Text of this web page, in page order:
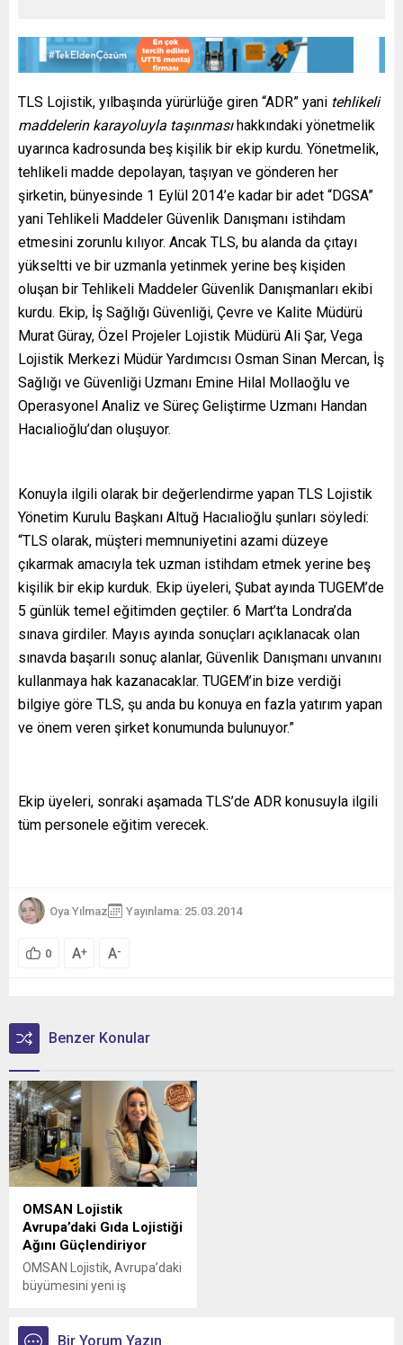
TLS Lojistik, yılbaşında yürürlüğe giren “ADR” yani tehlikeli
maddelerin karayoluyla taşınmasıhakkındaki yönetmelik
uyarınca kadrosunda beş kişilik bir ekip kurdu. Yönetmelik,
tehlikeli madde depolayan, taşıyan ve gönderen her
şirketin, bünyesinde 1 Eylül 2014’e kadar bir adet “DGSA”
yani Tehlikeli Maddeler Güvenlik Danışmanı istihdam
etmesini zorunlu kılıyor. Ancak TLS, bu alanda da çıtayı
yükseltti ve bir uzmanla yetinmek yerine beş kişiden
oluşan bir Tehlikeli Maddeler Güvenlik Danışmanları ekibi
kurdu. Ekip, İş Sağlığı Güvenliği, Çevre ve Kalite Müdürü
Murat Güray, Özel Projeler Lojistik Müdürü Ali Şar, Vega
Lojistik Merkezi Müdür Yardımcısı Osman Sinan Mercan, İş
Sağlığı ve Güvenliği Uzmanı Emine Hilal Mollaoğlu ve
Operasyonel Analiz ve Süreç Geliştirme Uzmanı Handan
Hacıalioğlu’dan oluşuyor.
Konuyla ilgili olarak bir değerlendirme yapan TLS Lojistik
Yönetim Kurulu Başkanı Altuğ Hacıalioğlu şunları söyledi:
“TLS olarak, müşteri memnuniyetini azami düzeye
çıkarmak amacıyla tek uzman istihdam etmek yerine beş
kişilik bir ekip kurduk. Ekip üyeleri, Şubat ayında TUGEM’de
5 günlük temel eğitimden geçtiler. 6 Mart’ta Londra’da
sınava girdiler. Mayıs ayında sonuçları açıklanacak olan
sınavda başarılı sonuç alanlar, Güvenlik Danışmanı unvanını
kullanmaya hak kazanacaklar. TUGEM’in bize verdiği
bilgiye göre TLS, şu anda bu konuya en fazla yatırım yapan
ve önem veren şirket konumunda bulunuyor.”
Ekip üyeleri, sonraki aşamada TLS’de ADR konusuyla ilgili
tüm personele eğitim verecek.
Oya Yılmaz Yayınlama: 25.03.2014
0 A+ A-
Benzer Konular
OMSAN Lojistik
Avrupa’daki Gıda Lojistiği
Ağını Güçlendiriyor
OMSAN Lojistik, Avrupa’daki
büyümesini yeni iş
Bir Yorum Yazın